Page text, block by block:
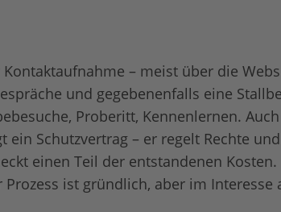
– meist über die
und gegebenenfalls eine
Proberitt, Kennenlernen.
Schutzvertrag – er regelt Rechte
einen Teil der entstandenen
ist gründlich, aber im Interesse